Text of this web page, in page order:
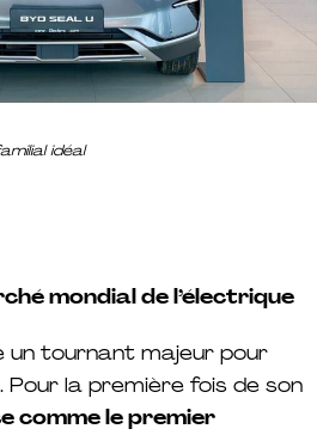
idéal
mondial de l’électrique
un tournant majeur pour
Pour la première fois de son
comme le premier